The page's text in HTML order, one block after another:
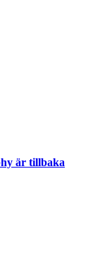
är tillbaka